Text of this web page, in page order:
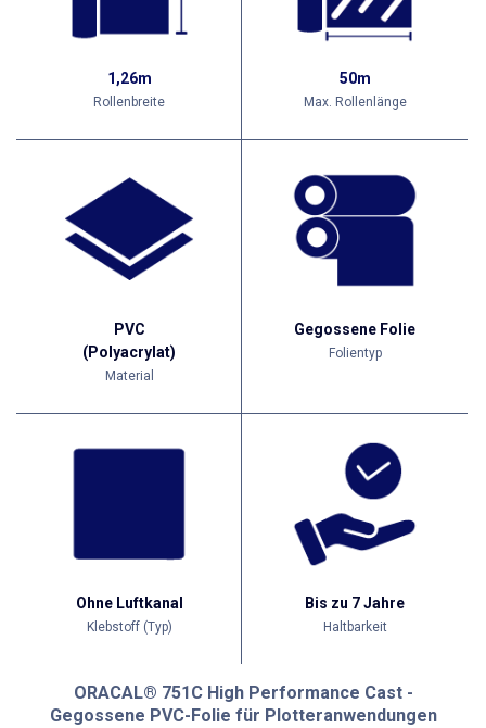
1,26m
Rollenbreite
50m
Max. Rollenlänge
PVC
(Polyacrylat)
Material
Gegossene Folie
Folientyp
Ohne Luftkanal
Klebstoff (Typ)
Bis zu 7 Jahre
Haltbarkeit
ORACAL® 751C High Performance Cast -
Gegossene PVC-Folie für Plotteranwendungen